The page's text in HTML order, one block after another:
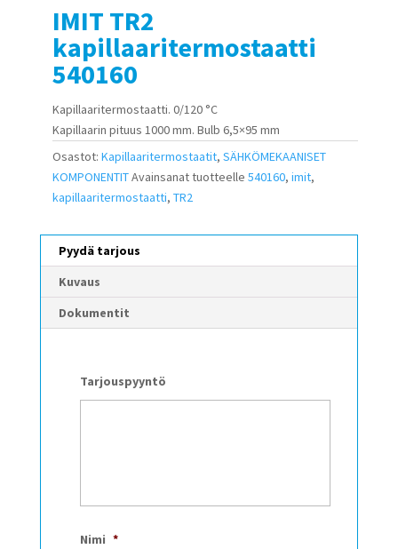
IMIT TR2
kapillaaritermostaatti
540160
Kapillaaritermostaatti. 0/120 °C
Kapillaarin pituus 1000 mm. Bulb 6,5×95 mm
Osastot: Kapillaaritermostaatit, SÄHKÖMEKAANISET
KOMPONENTITAvainsanat tuotteelle 540160, imit,
kapillaaritermostaatti, TR2
Pyydä tarjous
Kuvaus
Dokumentit
Tarjouspyyntö
Nimi *